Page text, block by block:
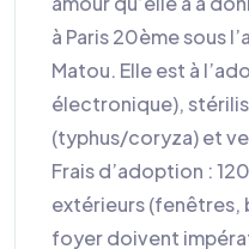
à Paris 20ème sous
Matou. Elle est à
électronique),
(typhus/coryza) et
Frais d’adoption :
extérieurs (fenêtres,
foyer doivent